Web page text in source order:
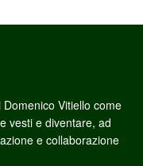
Vitiello come
vesti e diventare, ad
e collaborazione